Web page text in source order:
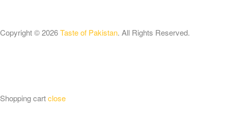
Meilleures
Nel Settore Del
Copyright © 2026Taste of Pakistan. All Rights Reserved.
Shopping cartclose